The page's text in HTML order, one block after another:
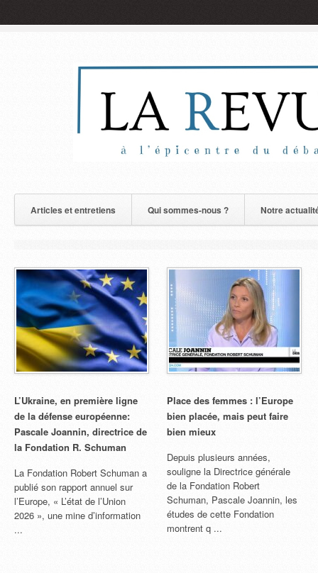
Articles et entretiens Qui sommes-nous ? Notre
L’Ukraine, en première ligne
de la défense européenne:
Pascale Joannin, directrice de
la Fondation R. Schuman
La Fondation Robert Schuman a
publié son rapport annuel sur
l’Europe, « L’état de l’Union
2026 », une mine d’information
...
Place des femmes : l’Europe
bien placée, mais peut faire
bien mieux
Depuis plusieurs années,
souligne la Directrice générale
de la Fondation Robert
Schuman, Pascale Joannin, les
études de cette Fondation
montrent q ...